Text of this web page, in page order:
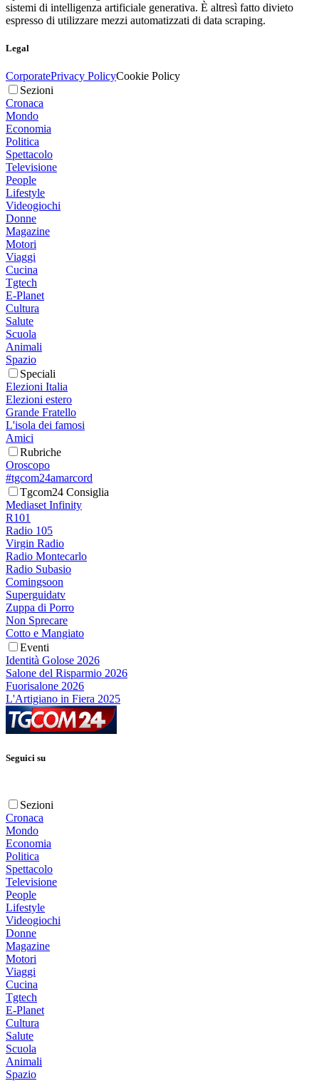
sistemi di intelligenza artificiale generativa. È altresì fatto divieto
espresso di utilizzare mezzi automatizzati di data scraping.
Legal
CorporatePrivacy PolicyCookie Policy
Sezioni
Cronaca
Mondo
Economia
Politica
Spettacolo
Televisione
People
Lifestyle
Videogiochi
Donne
Magazine
Motori
Viaggi
Cucina
Tgtech
E-Planet
Cultura
Salute
Scuola
Animali
Spazio
Speciali
Elezioni Italia
Elezioni estero
Grande Fratello
L'isola dei famosi
Amici
Rubriche
Oroscopo
#tgcom24amarcord
Tgcom24 Consiglia
Mediaset Infinity
R101
Radio 105
Virgin Radio
Radio Montecarlo
Radio Subasio
Comingsoon
Superguidatv
Zuppa di Porro
Non Sprecare
Cotto e Mangiato
Eventi
Identità Golose 2026
Salone del Risparmio 2026
Fuorisalone 2026
L'Artigiano in Fiera 2025
Seguici su
Sezioni
Cronaca
Mondo
Economia
Politica
Spettacolo
Televisione
People
Lifestyle
Videogiochi
Donne
Magazine
Motori
Viaggi
Cucina
Tgtech
E-Planet
Cultura
Salute
Scuola
Animali
Spazio